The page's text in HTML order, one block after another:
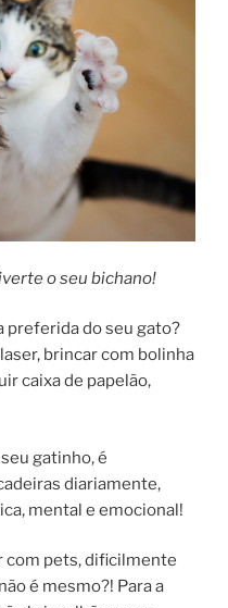
o seu bichano!
preferida do seu gato?
brincar com bolinha
caixa de papelão,
gatinho, é
diariamente,
mental e emocional!
com pets, dificilmente
é mesmo?! Para a